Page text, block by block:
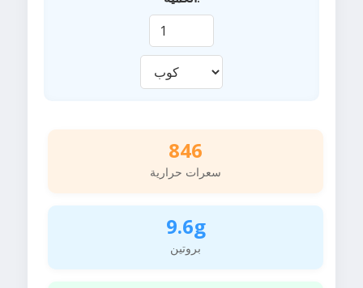
846
سعرات حرارية
9.6g
بروتين